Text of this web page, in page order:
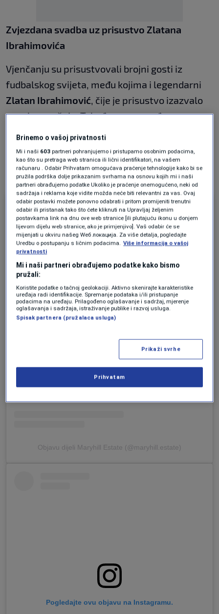
Zvjezdana svadba uz prisustvo Zlatana
Ibrahimovića
Vjenčanju su prisustvovali brojni gosti iz
fudbalskog svijeta, među kojima i legendarni
Zlatan Ibrahimović, čije je prisustvo izazvalo
posebnu pažnju. Također su se među
zvanicama našli i
Lucas Bergvall
Kuluševskijev saigrač iz Tottenhama i švedske
reprezentacije, teAnthony Elanga, fudbaler
Nottingham Foresta.
Objavu dijeli Maryhill Estate (@maryhill.estate)
Pogledajte ovu objavu na Instagramu.
Brinemo o vašoj privatnosti
Mi i naši 603 partneri pohranjujemo i pristupamo osobnim podacima,
kao što su pretraga web stranica ili lični identifikatori, na vašem
računaru . Odabir Prihvatam omogućava praćenje tehnologije kako bi se
pružila podrška dolje prikazanim svrhama na osnovu kojih mi i naši
partneri obrađujemo podatke Ukoliko je praćenje onemogućeno, neki od
sadržaja i reklama koje vidite možda neće biti relevantni za vas. Ovaj
odabir postavki možete ponovno odabrati i pritom promijeniti trenutni
odabir ili pristanak tako što ćete kliknuti na Upravljaj željenim
postavkama link na dnu ove web stranice [ili plutajuću ikonu u donjem
lijevom dijelu web stranice, ako je primjenjivo]. Vaš odabir će se
mijenjati u okviru našeg Wеб локација. Za više detalja, pogledajte
Uredbu o postupanju s ličnim podacima. Više informacija o vašoj
privatnosti
Mi i naši partneri obrađujemo podatke kako bismo
pružali:
Koristite podatke o tačnoj geolokaciji. Aktivno skenirajte karakteristike
uređaja radi identifikacije. Spremanje podataka i/ili pristupanje
podacima na uređaju. Prilagođeno oglašavanje i sadržaj, mjerenje
oglašavanja i sadržaja, istraživanje publike i razvoj usluga.
Spisak partnera (pružalaca usluga)
Prikaži svrhe
Prihvatam